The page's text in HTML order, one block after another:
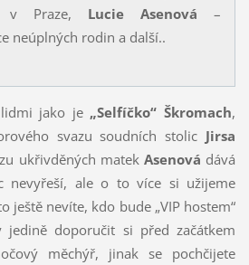
v Praze, Lucie Asenová –
neúplných rodin a další..
lidmi jako je „Selfíčko“ Škromach,
svazu soudních stolic Jirsa
ukřivděných matek Asenová dává
nevyřeší, ale o to více si užijeme
ještě nevíte, kdo bude „VIP hostem“
jedině doporučit si před začátkem
měchýř, jinak se pochčijete